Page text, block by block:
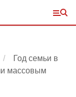
Год семьи в
массовым